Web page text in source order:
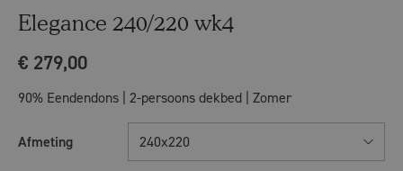
Elegance 240/220 wk4
€ 279,00
90% Eendendons | 2-persoons dekbed | Zomer
Afmeting 240x220